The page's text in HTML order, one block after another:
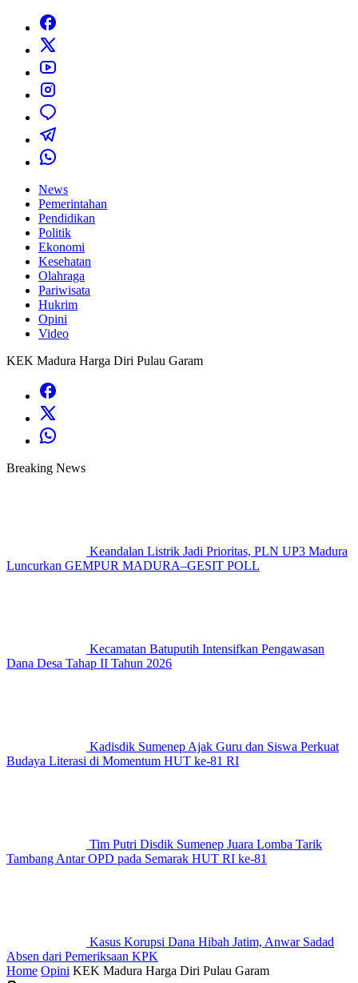
News
Pemerintahan
Pendidikan
Politik
Ekonomi
Kesehatan
Olahraga
Pariwisata
Hukrim
Opini
Video
KEK Madura Harga Diri Pulau Garam
Breaking News
Keandalan Listrik Jadi Prioritas, PLN UP3 Madura
Luncurkan GEMPUR MADURA–GESIT POLL
Kecamatan Batuputih Intensifkan Pengawasan
Dana Desa Tahap II Tahun 2026
Kadisdik Sumenep Ajak Guru dan Siswa Perkuat
Budaya Literasi di Momentum HUT ke-81 RI
Tim Putri Disdik Sumenep Juara Lomba Tarik
Tambang Antar OPD pada Semarak HUT RI ke-81
Kasus Korupsi Dana Hibah Jatim, Anwar Sadad
Absen dari Pemeriksaan KPK
Home Opini KEK Madura Harga Diri Pulau Garam